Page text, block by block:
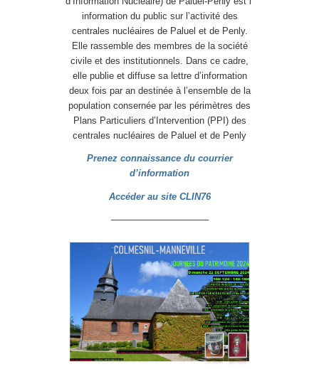
information du public sur l’activité des
centrales nucléaires de Paluel et de Penly.
Elle rassemble des membres de la société
civile et des institutionnels. Dans ce cadre,
elle publie et diffuse sa lettre d’information
deux fois par an destinée à l’ensemble de la
population consernée par les périmètres des
Plans Particuliers d’Intervention (PPI) des
centrales nucléaires de Paluel et de Penly
Prenez connaissance du courrier
d’information
Accéder au site CLIN76
——————————–